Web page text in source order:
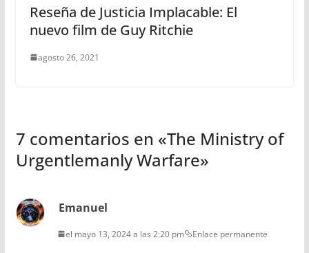
Reseña de Justicia Implacable: El
nuevo film de Guy Ritchie
agosto 26, 2021
7 comentarios en «The Ministry of
Urgentlemanly Warfare»
Emanuel
el mayo 13, 2024 a las 2:20 pm Enlace permanente